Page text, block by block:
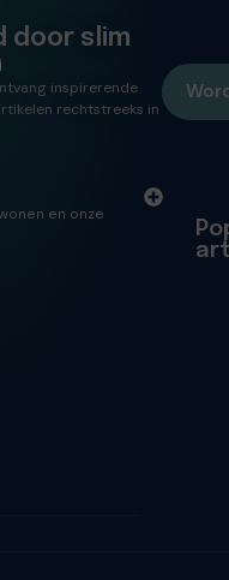
door slim
inspirerende
rechtstreeks in
en onze